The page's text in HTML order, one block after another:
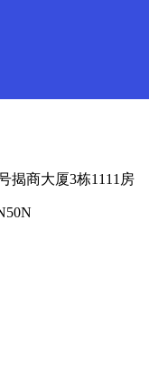
揭商大厦3栋1111房